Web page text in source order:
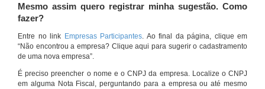
Mesmo assim quero registrar minha sugestão. Como
fazer?
Entre no link Empresas Participantes. Ao final da página, clique em
“Não encontrou a empresa? Clique aqui para sugerir o cadastramento
de uma nova empresa”.
É preciso preencher o nome e o CNPJ da empresa. Localize o CNPJ
em alguma Nota Fiscal, perguntando para a empresa ou até mesmo